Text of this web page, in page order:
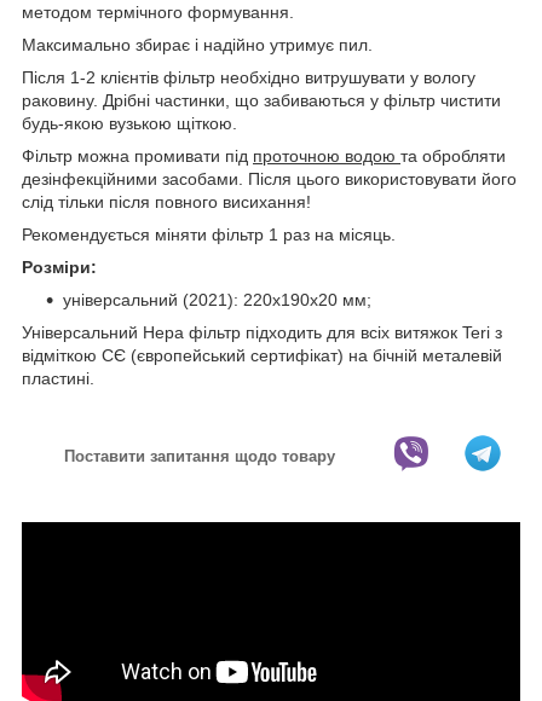
методом термічного формування.
Максимально збирає і надійно утримує пил.
Після 1-2 клієнтів фільтр необхідно витрушувати у вологу
раковину. Дрібні частинки, що забиваються у фільтр чистити
будь-якою вузькою щіткою.
Фільтр можна промивати під проточною водою та обробляти
дезінфекційними засобами. Після цього використовувати його
слід тільки після повного висихання!
Рекомендується міняти фільтр 1 раз на місяць.
Розміри:
універсальний (2021): 220х190х20 мм;
Універсальний Hepa фільтр підходить для всіх витяжок Teri з
відміткою СЄ (європейський сертифікат) на бічній металевій
пластині.
Поставити запитання щодо товару